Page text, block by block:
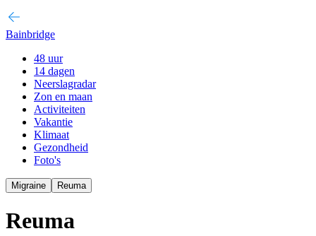
Bainbridge
48 uur
14 dagen
Neerslagradar
Zon en maan
Activiteiten
Vakantie
Klimaat
Gezondheid
Foto's
Migraine Reuma
Reuma